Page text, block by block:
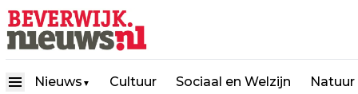
Nieuws ▼ Cultuur Sociaal en Welzijn Natuur